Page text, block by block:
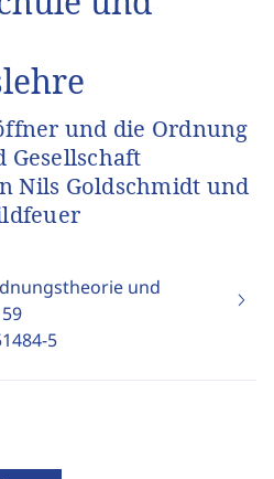
und die Ordnung
Nils Goldschmidt und
und
59
5